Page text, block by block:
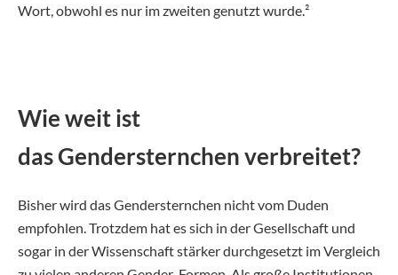
Wort, obwohl es nur im zweiten genutzt wurde.²
Wie weit ist
das Gendersternchen verbreitet?
Bisher wird das Gendersternchen nicht vom Duden
empfohlen. Trotzdem hat es sich in der Gesellschaft und
sogar in der Wissenschaft stärker durchgesetzt im Vergleich